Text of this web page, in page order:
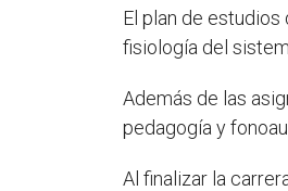
El plan de
fisiología del
Además de las
pedagogía y
Al finalizar la